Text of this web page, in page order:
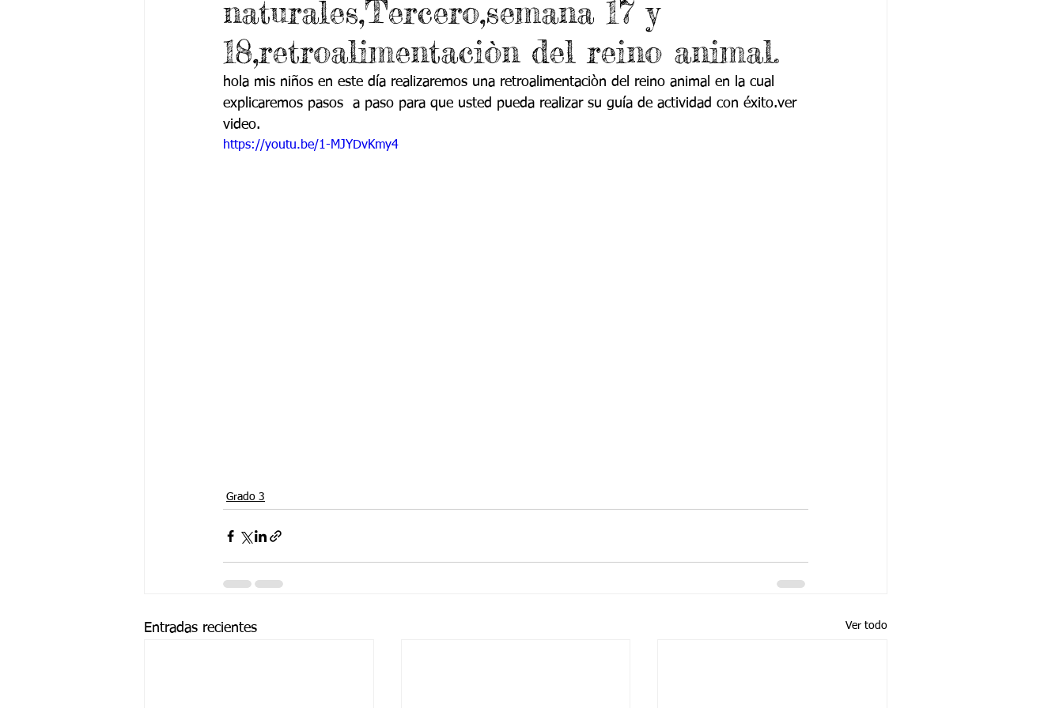
Grado 6 -1 Grado 6 -2 Grado 7 -1 Grado 7 -2 Grado 8 -1 Grado 8 -2
Grado 9 -2
PSICOLOGÍA INSTITUCIONAL
naturales,Tercero,semana 17 y
18,retroalimentaciòn del reino animal.
hola mis niños en este día realizaremos una retroalimentaciòn del reino animal en la cual
explicaremos pasos  a paso para que usted pueda realizar su guía de actividad con éxito.ver
video.
https://youtu.be/1-MJYDvKmy4
Grado 3
Entradas recientes Ver todo